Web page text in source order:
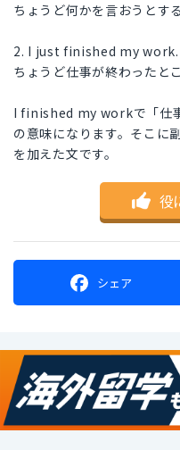
ちょうど何かを言おうとす
2. I just finished my work.
ちょうど仕事が終わったと
I finished my workで「仕
の意味になります。そこに
を加えた文です。
役
シェア